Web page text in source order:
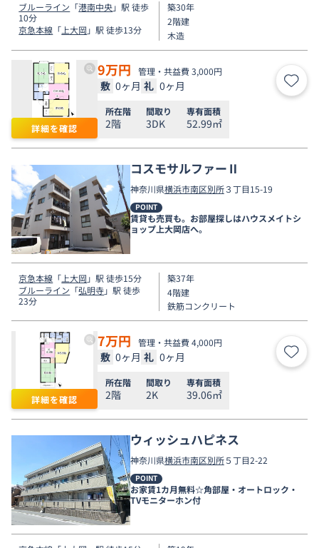
ブルーライン 「港南中央」駅 徒歩
10分
京急本線 「 上大岡 」駅 徒歩13分
築30年
2階建
木造
詳細を確認
9万円 管理・共益費 3,000円
敷 0ヶ月 礼 0ヶ月 お気
所在階
2階
間取り
3DK
専有面積
52.99㎡
コスモサルファーⅡ
神奈川県横浜市南区別所３丁目15-19
POINT
賃貸も売買も。お部屋探しはハウスメイトシ
ョップ上大岡店へ。
京急本線 「 上大岡 」駅 徒歩15分
ブルーライン 「弘明寺」駅 徒歩
23分
築37年
4階建
鉄筋コンクリート
詳細を確認
7万円 管理・共益費 4,000円
敷 0ヶ月 礼 0ヶ月 お気
所在階
2階
間取り
2K
専有面積
39.06㎡
ウィッシュハピネス
神奈川県横浜市南区別所５丁目2-22
POINT
お家賃1カ月無料☆角部屋・オートロック・
TVモニターホン付